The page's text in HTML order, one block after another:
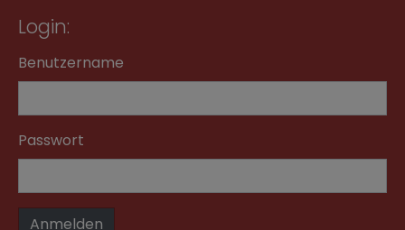
Login:
Benutzername
Passwort